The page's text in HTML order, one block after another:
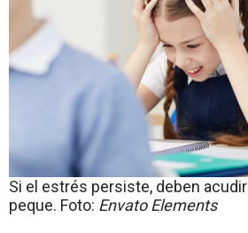
Si el estrés persiste, deben
peque. Foto: Envato Elements